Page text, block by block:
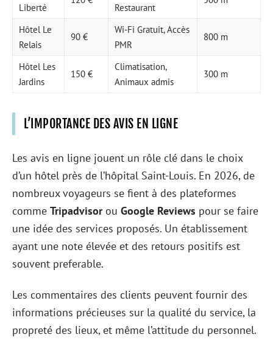
Liberté
Restaurant
Hôtel Le
Relais
90 €
Wi-Fi Gratuit, Accès
PMR
800 m
Hôtel Les
Jardins
150 €
Climatisation,
Animaux admis
300 m
L’IMPORTANCE DES AVIS EN LIGNE
Les avis en ligne jouent un rôle clé dans le choix
d’un hôtel près de l’hôpital Saint-Louis. En 2026, de
nombreux voyageurs se fient à des plateformes
comme Tripadvisorou Google Reviews pour se faire
une idée des services proposés. Un établissement
ayant une note élevée et des retours positifs est
souvent preferable.
Les commentaires des clients peuvent fournir des
informations précieuses sur la qualité du service, la
propreté des lieux, et même l’attitude du personnel.